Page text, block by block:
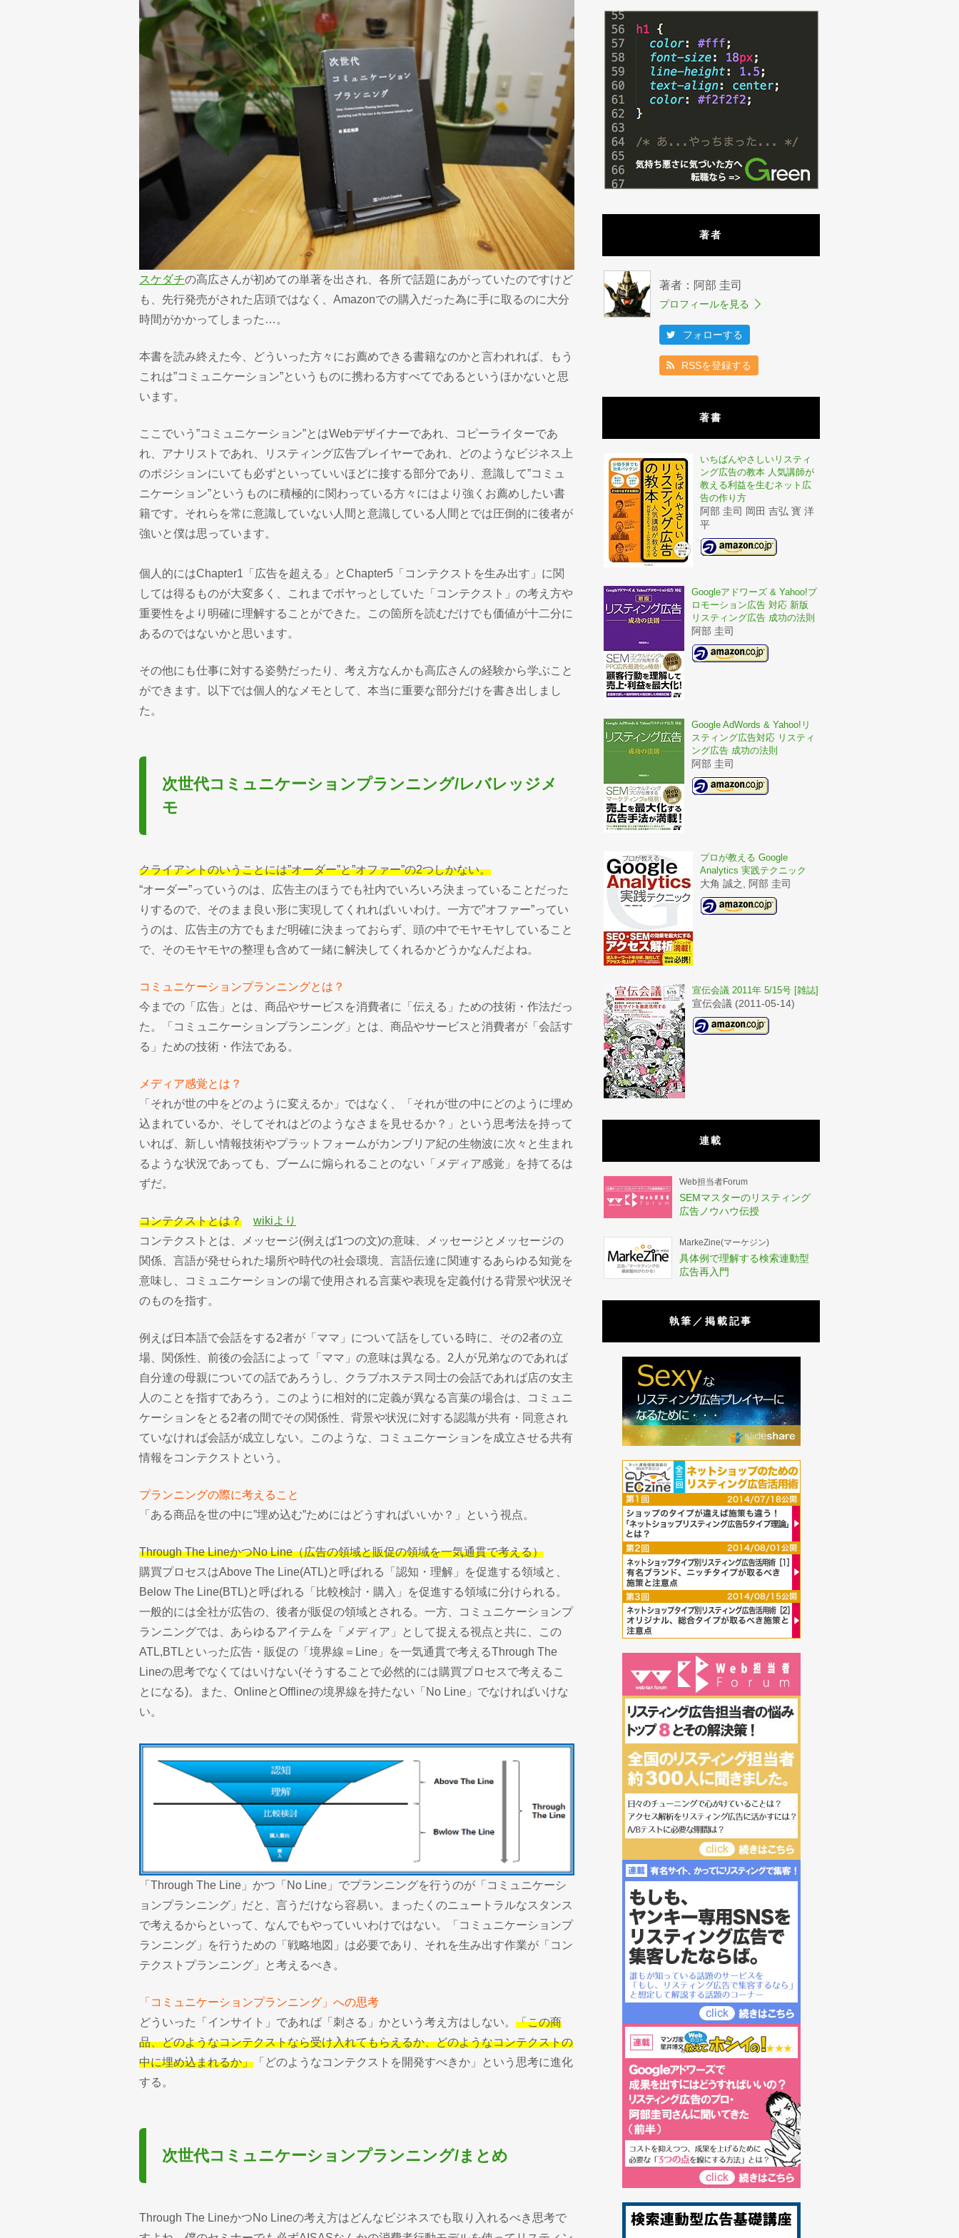
スケダチの高広さんが初めての単著を出され、各所で話題にあがっていたのですけど
も、先行発売がされた店頭ではなく、Amazonでの購入だった為に手に取るのに大分
時間がかかってしまった…。
本書を読み終えた今、どういった方々にお薦めできる書籍なのかと言われれば、もう
これは”コミュニケーション”というものに携わる方すべてであるというほかないと思
います。
ここでいう”コミュニケーション”とはWebデザイナーであれ、コピーライターであ
れ、アナリストであれ、リスティング広告プレイヤーであれ、どのようなビジネス上
のポジションにいても必ずといっていいほどに接する部分であり、意識して”コミュ
ニケーション”というものに積極的に関わっている方々にはより強くお薦めしたい書
籍です。それらを常に意識していない人間と意識している人間とでは圧倒的に後者が
強いと僕は思っています。
個人的にはChapter1「広告を超える」とChapter5「コンテクストを生み出す」に関
しては得るものが大変多く、これまでボヤっとしていた「コンテクスト」の考え方や
重要性をより明確に理解することができた。この箇所を読むだけでも価値が十二分に
あるのではないかと思います。
その他にも仕事に対する姿勢だったり、考え方なんかも高広さんの経験から学ぶこと
ができます。以下では個人的なメモとして、本当に重要な部分だけを書き出しまし
た。
次世代コミュニケーションプランニング/レバレッジメ
モ
クライアントのいうことには”オーダー”と”オファー”の2つしかない。
“オーダー”っていうのは、広告主のほうでも社内でいろいろ決まっていることだった
りするので、そのまま良い形に実現してくれればいいわけ。一方で”オファー”ってい
うのは、広告主の方でもまだ明確に決まっておらず、頭の中でモヤモヤしていること
で、そのモヤモヤの整理も含めて一緒に解決してくれるかどうかなんだよね。
コミュニケーションプランニングとは？
今までの「広告」とは、商品やサービスを消費者に「伝える」ための技術・作法だっ
た。「コミュニケーションプランニング」とは、商品やサービスと消費者が「会話す
る」ための技術・作法である。
メディア感覚とは？
「それが世の中をどのように変えるか」ではなく、「それが世の中にどのように埋め
込まれているか、そしてそれはどのようなさまを見せるか？」という思考法を持って
いれば、新しい情報技術やプラットフォームがカンブリア紀の生物波に次々と生まれ
るような状況であっても、ブームに煽られることのない「メディア感覚」を持てるは
ずだ。
コンテクストとは？
wikiより
コンテクストとは、メッセージ(例えば1つの文)の意味、メッセージとメッセージの
関係、言語が発せられた場所や時代の社会環境、言語伝達に関連するあらゆる知覚を
意味し、コミュニケーションの場で使用される言葉や表現を定義付ける背景や状況そ
のものを指す。
例えば日本語で会話をする2者が「ママ」について話をしている時に、その2者の立
場、関係性、前後の会話によって「ママ」の意味は異なる。2人が兄弟なのであれば
自分達の母親についての話であろうし、クラブホステス同士の会話であれば店の女主
人のことを指すであろう。このように相対的に定義が異なる言葉の場合は、コミュニ
ケーションをとる2者の間でその関係性、背景や状況に対する認識が共有・同意され
ていなければ会話が成立しない。このような、コミュニケーションを成立させる共有
情報をコンテクストという。
プランニングの際に考えること
「ある商品を世の中に”埋め込む”ためにはどうすればいいか？」という視点。
Through The LineかつNo Line（広告の領域と販促の領域を一気通貫で考える）
購買プロセスはAbove The Line(ATL)と呼ばれる「認知・理解」を促進する領域と、
Below The Line(BTL)と呼ばれる「比較検討・購入」を促進する領域に分けられる。
一般的には全社が広告の、後者が販促の領域とされる。一方、コミュニケーションプ
ランニングでは、あらゆるアイテムを「メディア」として捉える視点と共に、この
ATL,BTLといった広告・販促の「境界線＝Line」を一気通貫で考えるThrough The
Lineの思考でなくてはいけない(そうすることで必然的には購買プロセスで考えるこ
とになる)。また、OnlineとOfflineの境界線を持たない「No Line」でなければいけな
い。
「Through The Line」かつ「No Line」でプランニングを行うのが「コミュニケーシ
ョンプランニング」だと、言うだけなら容易い。まったくのニュートラルなスタンス
で考えるからといって、なんでもやっていいわけではない。「コミュニケーションプ
ランニング」を行うための「戦略地図」は必要であり、それを生み出す作業が「コン
テクストプランニング」と考えるべき。
「コミュニケーションプランニング」への思考
どういった「インサイト」であれば「刺さる」かという考え方はしない。 「この商
品、どのようなコンテクストなら受け入れてもらえるか、どのようなコンテクストの
中に埋め込まれるか」 「どのようなコンテクストを開発すべきか」という思考に進化
する。
次世代コミュニケーションプランニング/まとめ
Through The LineかつNo Lineの考え方はどんなビジネスでも取り入れるべき思考で
著者
著者：阿部 圭司
プロフィールを見る
フォローする
RSSを登録する
著書
いちばんやさしいリスティ
ング広告の教本 人気講師が
教える利益を生むネット広
告の作り方
阿部 圭司 岡田 吉弘 寳 洋
平
Googleアドワーズ & Yahoo!プ
ロモーション広告 対応 新版
リスティング広告 成功の法則
阿部 圭司
Google AdWords & Yahoo!リ
スティング広告対応 リスティ
ング広告 成功の法則
阿部 圭司
プロが教える Google
Analytics 実践テクニック
大角 誠之, 阿部 圭司
宣伝会議 2011年 5/15号 [雑誌]
宣伝会議 (2011-05-14)
連載
Web担当者Forum
SEMマスターのリスティング
広告ノウハウ伝授
MarkeZine(マーケジン)
具体例で理解する検索連動型
広告再入門
執筆／掲載記事